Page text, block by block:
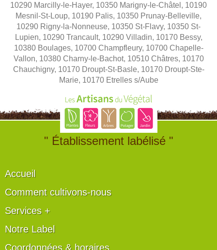
10290 Marcilly-le-Hayer, 10350 Marigny-le-Châtel, 10190
Mesnil-St-Loup, 10190 Palis, 10350 Prunay-Belleville,
10290 Rigny-la-Nonneuse, 10350 St-Flavy, 10350 St-
Lupien, 10290 Trancault, 10290 Villadin, 10170 Bessy,
10380 Boulages, 10700 Champfleury, 10700 Chapelle-
Vallon, 10380 Charny-le-Bachot, 10510 Châtres, 10170
Chauchigny, 10170 Droupt-St-Basle, 10170 Droupt-Ste-
Marie, 10170 Etrelles s/Aube
" Établissement labélisé "
Accueil
Comment cultivons-nous
Services +
Notre Label
Coordonnées & horaires